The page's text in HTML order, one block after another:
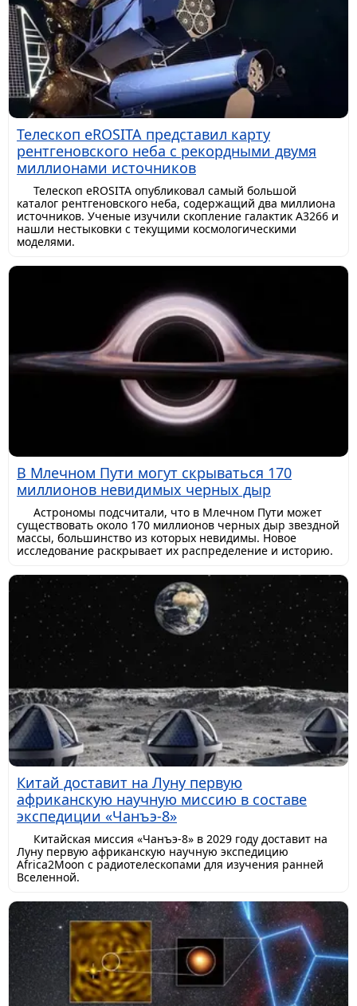
Телескоп eROSITA представил карту
рентгеновского неба с рекордными двумя
миллионами источников
Телескоп eROSITA опубликовал самый большой
каталог рентгеновского неба, содержащий два миллиона
источников. Ученые изучили скопление галактик A3266 и
нашли нестыковки с текущими космологическими
моделями.
В Млечном Пути могут скрываться 170
миллионов невидимых черных дыр
Астрономы подсчитали, что в Млечном Пути может
существовать около 170 миллионов черных дыр звездной
массы, большинство из которых невидимы. Новое
исследование раскрывает их распределение и историю.
Китай доставит на Луну первую
африканскую научную миссию в составе
экспедиции «Чанъэ-8»
Китайская миссия «Чанъэ-8» в 2029 году доставит на
Луну первую африканскую научную экспедицию
Africa2Moon с радиотелескопами для изучения ранней
Вселенной.